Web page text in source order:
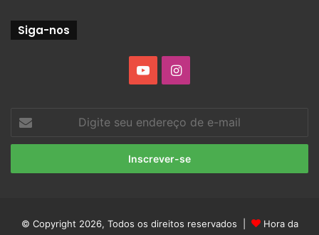
Siga-nos
YouTubeInstagram
seu
endereço
e-
© Copyright 2026, Todos os direitos reservados | Hora da